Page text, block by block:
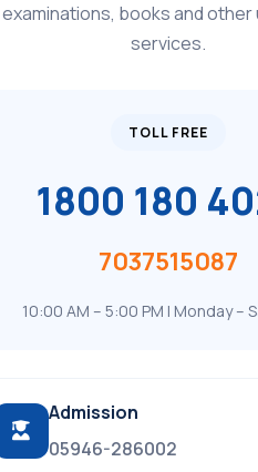
examinations, books and other
services.
TOLL FREE
1800 180
7037515087
10:00 AM – 5:00 PM | Monday –
Admission
05946-286002